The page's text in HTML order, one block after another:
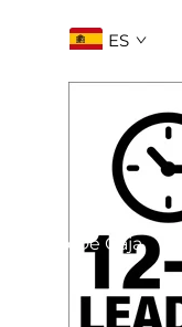
ES
Tipo De Caja